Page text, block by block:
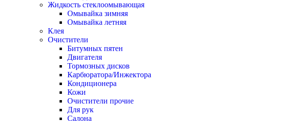
Жидкость стеклоомывающая
Омывайка зимняя
Омывайка летняя
Клея
Очистители
Битумных пятен
Двигателя
Тормозных дисков
Карбюратора/Инжектора
Кондиционера
Кожи
Очистители прочие
Для рук
Салона